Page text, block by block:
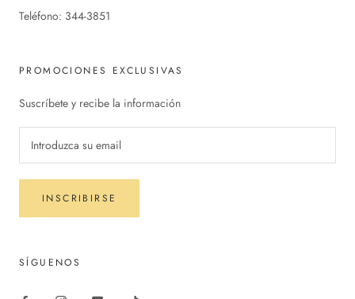
Teléfono: 344-3851
PROMOCIONES EXCLUSIVAS
Suscríbete y recibe la información
INSCRIBIRSE
SÍGUENOS